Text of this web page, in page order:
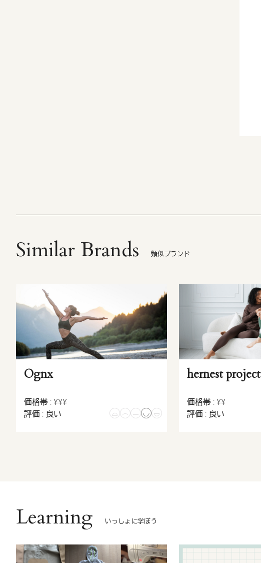
Similar Brands 類似ブランド
Ognx
価格帯 : ¥¥¥
評価 : 良い
hernest project
価格帯 : ¥¥
評価 : 良い
Learning いっしょに学ぼう